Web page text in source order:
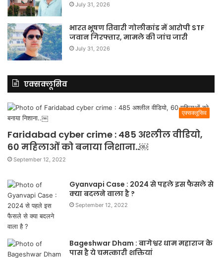
July 31, 2026
भारत भूषण तिवारी गोलीकांड में आरोपी STF
जवान गिरफ्तार, मामले की जांच जारी
July 31, 2026
एक्सक्लूसिव
एक्सक्लूसिव
Faridabad cyber crime : 485 अश्लील वीडियो,
60 महिलाओं को बनाया निशाना..￼
September 12, 2022
Gyanvapi Case : 2024 से पहले इस फैसले से
क्या बदलने वाला है ?
September 12, 2022
Bageshwar Dham : बागेश्वर धाम महाराज के
पास है ये चमत्कारी शक्तियां